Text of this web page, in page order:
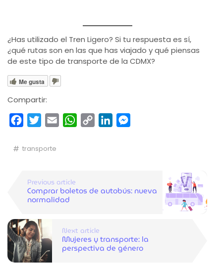
¿Has utilizado el Tren Ligero? Si tu respuesta es sí,
¿qué rutas son en las que has viajado y qué piensas
de este tipo de transporte de la CDMX?
Me gusta
Compartir:
FacebookTwitterEmail WhatsApp
Copy
LinkedIn
transporte
Previous article
Comprar boletos de autobús: nueva
normalidad
Next article
Mujeres y transporte: la
perspectiva de género